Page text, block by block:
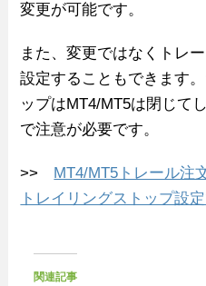
変更が可能です。
また、変更ではなくトレ
設定することもできます
ップはMT4/MT5は閉じて
で注意が必要です。
>> MT4/MT5トレール注
トレイリングストップ設
関連記事